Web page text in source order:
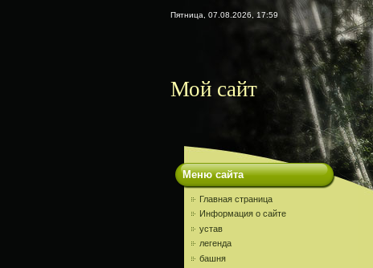
Пятница, 07.08.2026, 17:59
Мой сайт
Меню сайта
Главная страница
Информация о сайте
устав
легенда
башня